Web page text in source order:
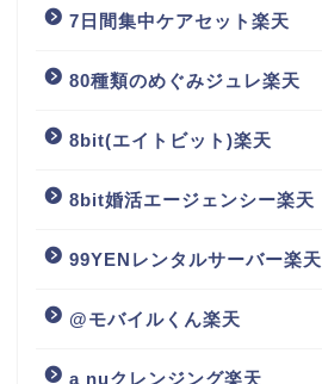
7日間集中ケアセット楽天
80種類のめぐみジュレ楽天
8bit(エイトビット)楽天
8bit婚活エージェンシー楽天
99YENレンタルサーバー楽天
@モバイルくん楽天
a nuクレンジング楽天